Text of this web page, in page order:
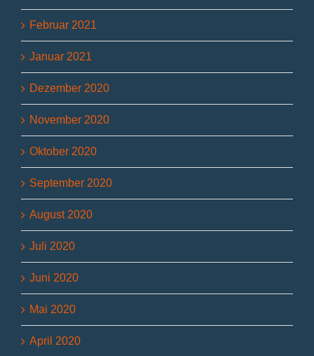
Februar 2021
Januar 2021
Dezember 2020
November 2020
Oktober 2020
September 2020
August 2020
Juli 2020
Juni 2020
Mai 2020
April 2020